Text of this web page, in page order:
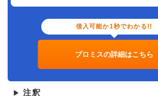
借入可能か1秒でわかる!!
プロミスの詳細はこちら
▶ 注釈